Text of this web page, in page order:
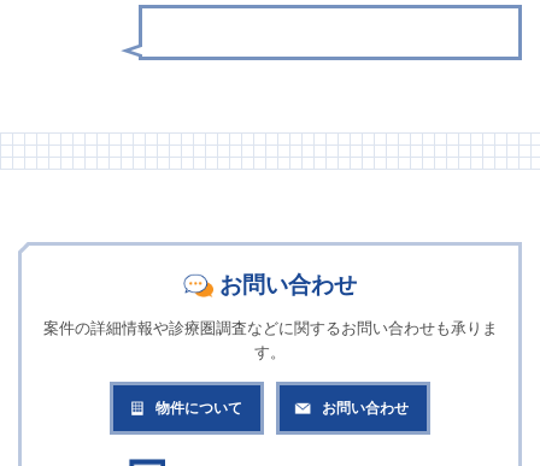
お問い合わせ
案件の詳細情報や診療圏調査などに関するお問い合わせも承りま
す。
物件について お問い合わせ